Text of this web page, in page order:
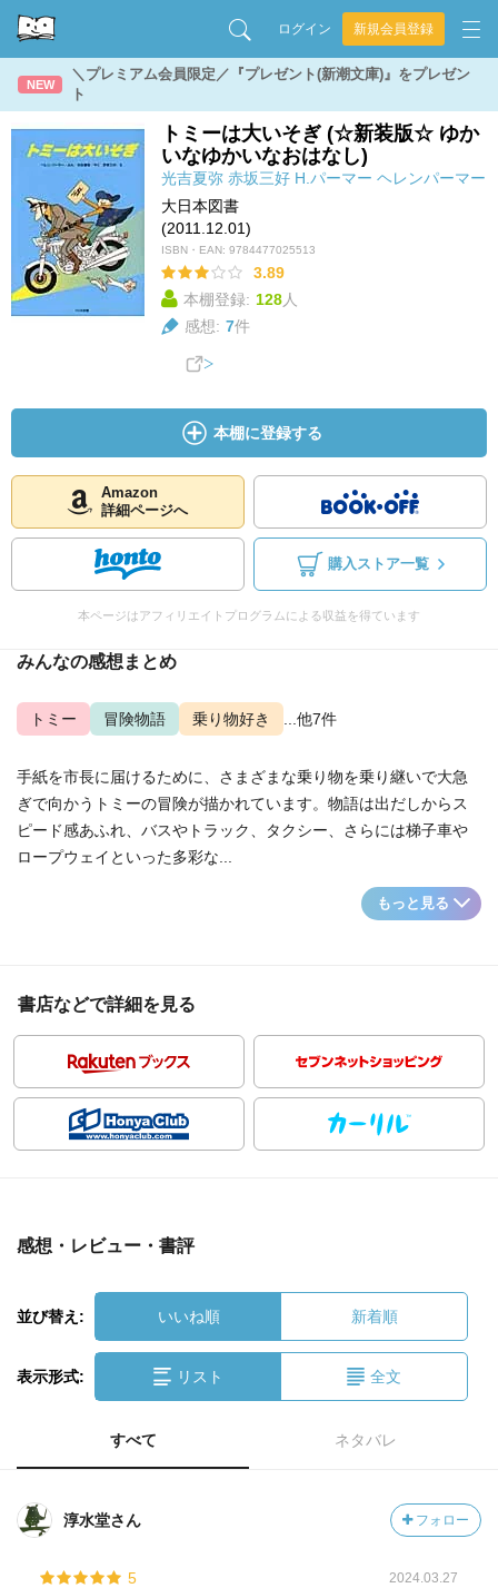
ログイン 新規会員登録
NEW
＼プレミアム会員限定／『プレゼント(新潮文庫)』をプレゼン
ト
トミーは大いそぎ (☆新装版☆ ゆか
いなゆかいなおはなし)
光吉夏弥 赤坂三好 H.パーマー ヘレンパーマー
大日本図書
(2011.12.01)
ISBN・EAN: 9784477025513
3.89
本棚登録: 128人
感想: 7件
本棚に登録する
Amazon
詳細ページへ
購入ストア一覧
本ページはアフィリエイトプログラムによる収益を得ています
みんなの感想まとめ
トミー 冒険物語 乗り物好き ...他7件
手紙を市長に届けるために、さまざまな乗り物を乗り継いで大急
ぎで向かうトミーの冒険が描かれています。物語は出だしからス
ピード感あふれ、バスやトラック、タクシー、さらには梯子車や
ロープウェイといった多彩な...
もっと見る
書店などで詳細を見る
感想・レビュー・書評
並び替え: いいね順 新着順
表示形式: リスト 全文
すべて ネタバレ
淳水堂さん フォロー
5 2024.03.27